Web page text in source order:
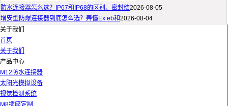
防水连接器怎么选？IP67和IP68的区别、密封结2026-08-05
增安型防爆连接器到底怎么选？弄懂Ex eb和2026-08-04
关于我们
首页
关于我们
产品中心
M12防水连接器
太阳光模拟设备
视觉检测系统
M8插座定制